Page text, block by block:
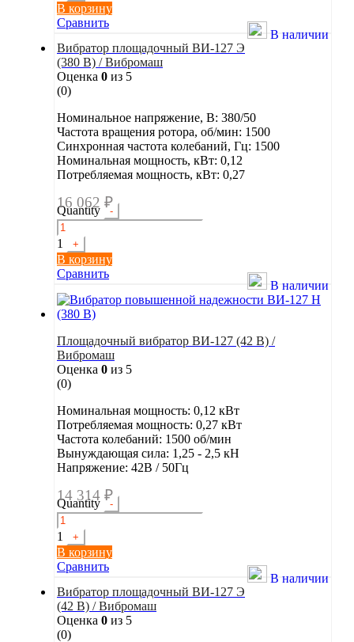
В корзину
Сравнить
В наличии
Вибратор площадочный ВИ-127 Э
(380 В) / Вибромаш
Оценка 0 из 5
(0)
Номинальное напряжение, В: 380/50
Частота вращения ротора, об/мин: 1500
Синхронная частота колебаний, Гц: 1500
Номинальная мощность, кВт: 0,12
Потребляемая мощность, кВт: 0,27
16 062 ₽
Quantity -
1 +
В корзину
Сравнить
В наличии
Площадочный вибратор ВИ-127 (42 В) /
Вибромаш
Оценка 0 из 5
(0)
Номинальная мощность: 0,12 кВт
Потребляемая мощность: 0,27 кВт
Частота колебаний: 1500 об/мин
Вынуждающая сила: 1,25 - 2,5 кН
Напряжение: 42В / 50Гц
14 314 ₽
Quantity -
1 +
В корзину
Сравнить
В наличии
Вибратор площадочный ВИ-127 Э
(42 В) / Вибромаш
Оценка 0 из 5
(0)